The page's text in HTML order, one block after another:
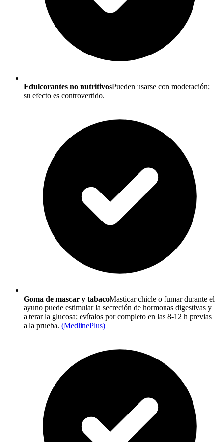
Edulcorantes no nutritivosPueden usarse con moderación;
su efecto es controvertido.
Goma de mascar y tabacoMasticar chicle o fumar durante el
ayuno puede estimular la secreción de hormonas digestivas y
alterar la glucosa; evítalos por completo en las 8-12 h previas
a la prueba. (MedlinePlus)